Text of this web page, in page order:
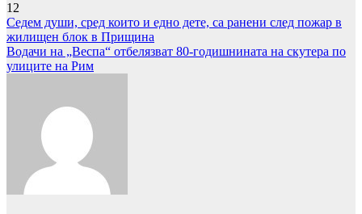
12
Навигация
Седем души, сред които и едно дете, са ранени след пожар в
жилищен блок в Прищина
Водачи на „Веспа“ отбелязват 80-годишнината на скутера по
улиците на Рим